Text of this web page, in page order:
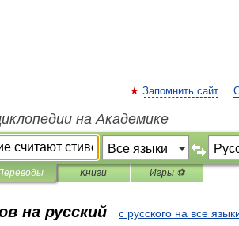
Запомнить сайт
на Академике
Книги Игры ⚽
на русский с русского на все